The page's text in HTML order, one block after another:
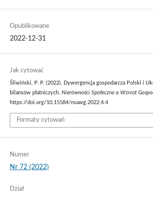
Opublikowane
2022-12-31
Jak cytować
Śliwiński, P. P. (2022). Dywergencja gospodarcza Polski i
bilansów płatniczych. Nierówności Społeczne a Wzrost
https://doi.org/10.15584/nsawg.2022.4.4
Formaty cytowań
Numer
Nr 72 (2022)
Dział